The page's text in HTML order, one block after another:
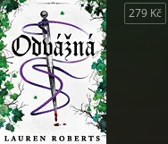
279 Kč